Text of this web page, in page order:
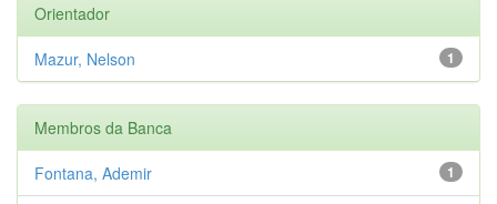
Orientador
1
Mazur, Nelson
Membros da Banca
1
Fontana, Ademir